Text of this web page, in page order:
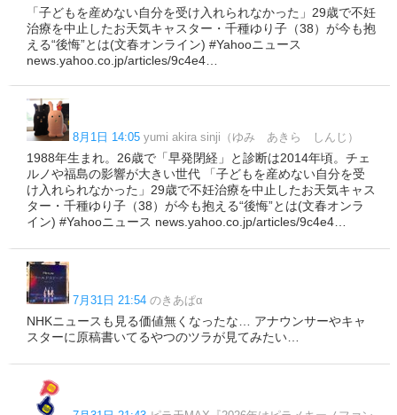
「子どもを産めない自分を受け入れられなかった」29歳で不妊
治療を中止したお天気キャスター・千種ゆり子（38）が今も抱
える“後悔”とは(文春オンライン) #Yahooニュース
news.yahoo.co.jp/articles/9c4e4…
8月1日 14:05 yumi akira sinji（ゆみ あきら しんじ）
1988年生まれ。26歳で「早発閉経」と診断は2014年頃。チェ
ルノや福島の影響が大きい世代 「子どもを産めない自分を受
け入れられなかった」29歳で不妊治療を中止したお天気キャス
ター・千種ゆり子（38）が今も抱える“後悔”とは(文春オンラ
イン) #Yahooニュース news.yahoo.co.jp/articles/9c4e4…
7月31日 21:54 のきあぱα
NHKニュースも見る価値無くなったな… アナウンサーやキャ
スターに原稿書いてるやつのツラが見てみたい…